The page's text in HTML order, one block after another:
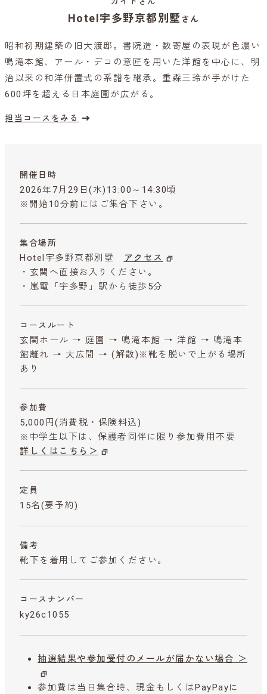
Hotel宇多野京都別墅さん
昭和初期建築の旧大渡邸。書院造・数寄屋の表現が色濃い
鳴滝本館、アール・デコの意匠を用いた洋館を中心に、明
治以来の和洋併置式の系譜を継承。重森三玲が手がけた
600坪を超える日本庭園が広がる。
担当コースをみる
開催日時
2026年7月29日(水)13:00～14:30頃
※開始10分前にはご集合下さい。
集合場所
Hotel宇多野京都別墅
アクセス
・玄関へ直接お入りください。
・嵐電「宇多野」駅から徒歩5分
コースルート
玄関ホール → 庭園 → 鳴滝本館 → 洋館 → 鳴滝本
館離れ → 大広間 → (解散)※靴を脱いで上がる場所
あり
参加費
5,000円 (消費税・保険料込)
※中学生以下は、保護者同伴に限り参加費用不要
詳しくはこちら＞
定員
15名(要予約)
備考
靴下を着用してご参加ください。
コースナンバー
ky26c1055
抽選結果や参加受付のメールが届かない場合 ＞
参加費は当日集合時、現金もしくはPayPayに